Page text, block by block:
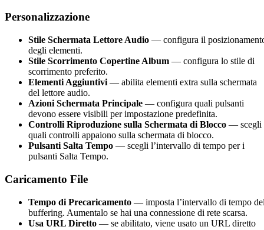
Personalizzazione
Stile Schermata Lettore Audio — configura il
degli elementi.
Stile Scorrimento Copertine Album — configura lo stile di
scorrimento preferito.
Elementi Aggiuntivi — abilita elementi extra sulla schermata
del lettore audio.
Azioni Schermata Principale — configura quali pulsanti
devono essere visibili per impostazione predefinita.
Controlli Riproduzione sulla Schermata di Blocco — scegli
quali controlli appaiono sulla schermata di blocco.
Pulsanti Salta Tempo — scegli l’intervallo di tempo per i
pulsanti Salta Tempo.
Caricamento File
Tempo di Precaricamento — imposta l’intervallo di tempo
buffering. Aumentalo se hai una connessione di rete scarsa.
Usa URL Diretto — se abilitato, viene usato un URL diretto